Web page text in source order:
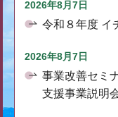
2026年8月7日
令和８年度 イ
2026年8月7日
事業改善セミ
支援事業説明